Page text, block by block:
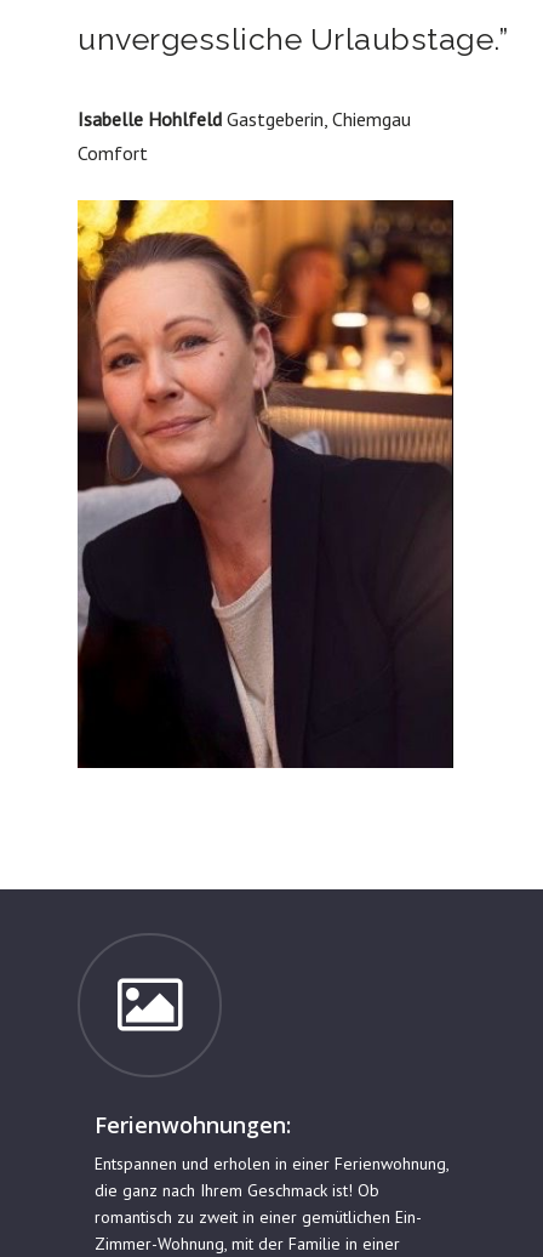
unvergessliche Urlaubstage.”
Isabelle HohlfeldGastgeberin, Chiemgau
Comfort
Ferienwohnungen:
Entspannen und erholen in einer Ferienwohnung,
die ganz nach Ihrem Geschmack ist! Ob
romantisch zu zweit in einer gemütlichen Ein-
Zimmer-Wohnung, mit der Familie in einer